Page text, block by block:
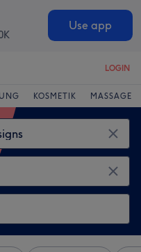
Use app
LOGIN
KOSMETIK MASSAGE